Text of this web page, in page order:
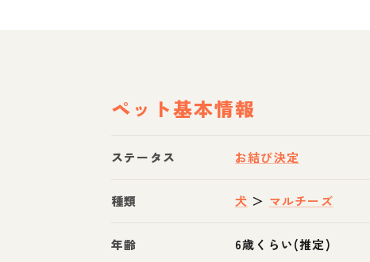
ペット基本情報
ステータス お結び決定
種類 犬 ＞ マルチーズ
年齢 6歳くらい(推定)